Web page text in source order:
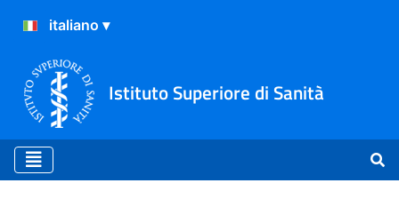
Istituto Superiore di Sanità